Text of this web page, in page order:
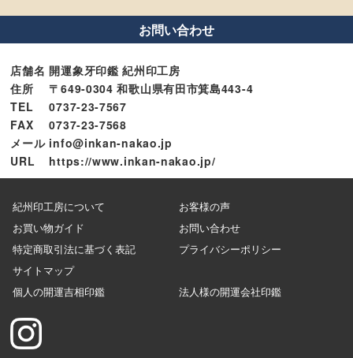
お問い合わせ
店舗名 開運象牙印鑑 紀州印工房
住所
〒649-0304 和歌山県有田市箕島443-4
TEL
0737-23-7567
FAX
0737-23-7568
メール info@inkan-nakao.jp
URL
https://www.inkan-nakao.jp/
紀州印工房について
お客様の声
お買い物ガイド
お問い合わせ
特定商取引法に基づく表記
プライバシーポリシー
サイトマップ
個人の開運吉相印鑑
法人様の開運会社印鑑